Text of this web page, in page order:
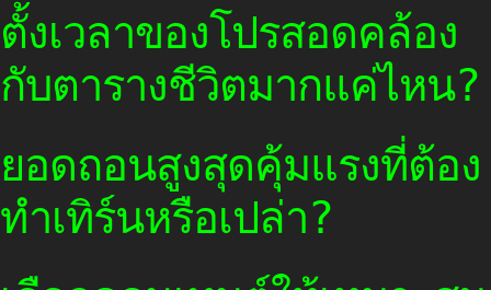
ตั้งเวลาของโปรสอดคล้อง
กับตารางชีวิตมากแค่ไหน?
ยอดถอนสูงสุดคุ้มแรงที่ต้อง
ทำเทิร์นหรือเปล่า?